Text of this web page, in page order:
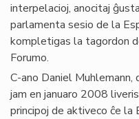
interpelacioj, anocitaj
parlamenta sesio de la
kompletigas la tagordon
Forumo.
C-ano Daniel
jam en januaro 2008
principoj de aktiveco ĉe la